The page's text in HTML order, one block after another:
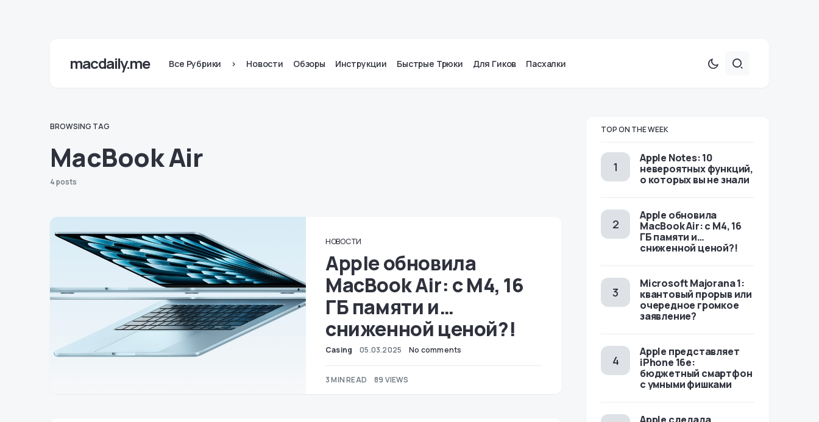
macdaily.me Все Рубрики > Новости Обзоры Инструкции Быстрые Трюки Для Гиков Пасхалки
BROWSING TAG
MacBook Air
4 posts
НОВОСТИ
Apple обновила
MacBook Air: с M4, 16
ГБ памяти и…
сниженной ценой?!
Casing 05.03.2025 No comments
3 MIN READ 89 VIEWS
TOP ON THE WEEK
Apple Notes: 10
невероятных функций,
о которых вы не знали
Apple обновила
MacBook Air: с M4, 16
ГБ памяти и…
сниженной ценой?!
Microsoft Majorana 1:
квантовый прорыв или
очередное громкое
заявление?
Apple представляет
iPhone 16e:
бюджетный смартфон
с умными фишками